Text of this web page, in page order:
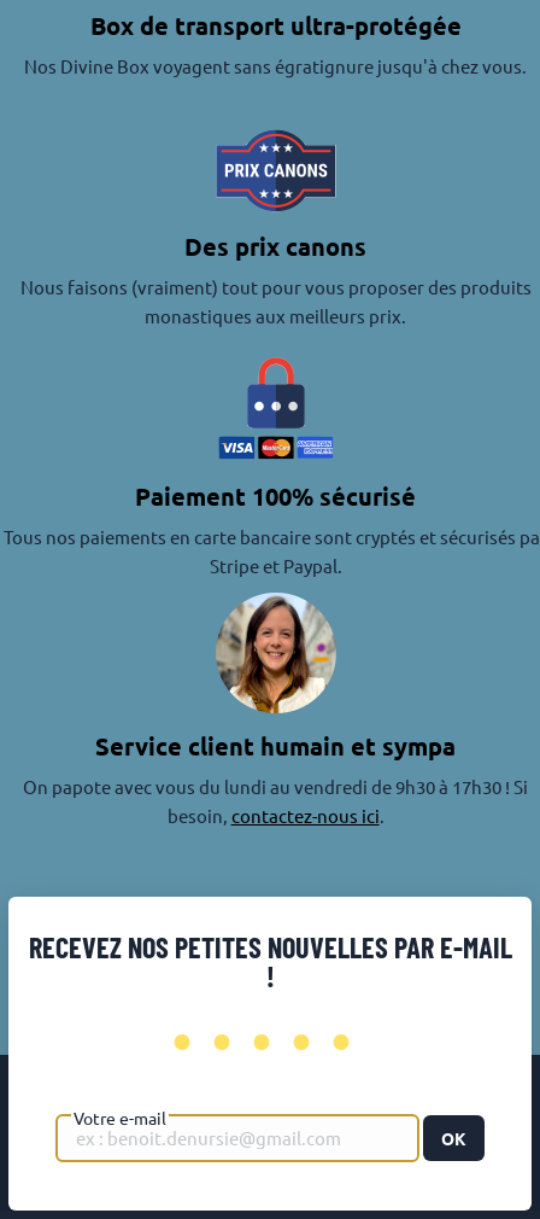
Box de transport ultra-protégée
Nos Divine Box voyagent sans égratignure jusqu'à chez vous.
Des prix canons
Nous faisons (vraiment) tout pour vous proposer des produits
monastiques aux meilleurs prix.
Paiement 100% sécurisé
Tous nos paiements en carte bancaire sont cryptés et sécurisés
Stripe et Paypal.
Service client humain et sympa
On papote avec vous du lundi au vendredi de 9h30 à 17h30 ! Si
besoin, contactez-nous ici.
RECEVEZ NOS PETITES NOUVELLES PAR E-MAIL
!
•••••
Votre e-mail
OK